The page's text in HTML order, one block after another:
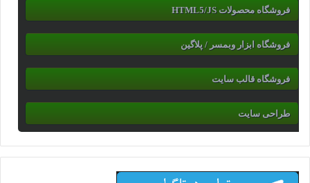
فروشگاه محصولات HTML5/JS
فروشگاه ابزار وبمسر / پلاگین
فروشگاه قالب سایت
طراحی سایت